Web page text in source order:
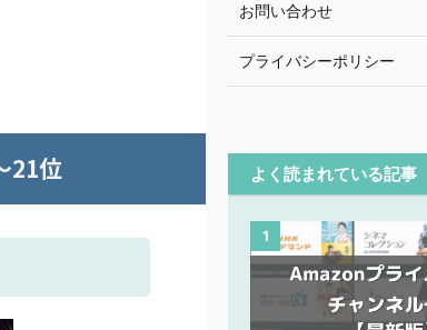
21位
お問い合わせ
プライバシーポリシー
よく読まれている記事
1